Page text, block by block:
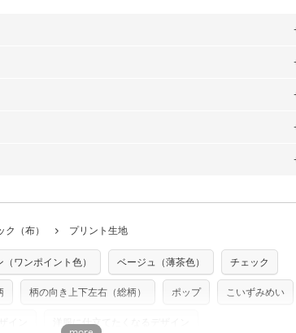
になります。
「50cmずつカット希望」などご記載ください（50cm
プリントに使用している生地は６種類です。素材は
エラ織）・100％コットン（ツイル）・100％コットン
す。
2mまで型紙は2個までとなります（一部例外有り）それ
かった場合は、4～5営業日後の発送となる場合がござ
せん。
。出来上がり次第、順次発送いたします。
みをプリントするため、
購入後の返品および交換は承る
由での返品は承れません。予めご了承ください。
て詳しくは こちら
した際に起こる全ての問題、クレームにつきましては当
の責任を負いませんのでご了承ください）
型紙シリーズ）および柄がえらべるキットに付属された
でご注意ください。型紙自体の転用・販売および型紙を
（布） プリント生地
（ワンポイント色） ベージュ（薄茶色） チェック
柄の向き上下左右（総柄） ポップ こいずみめい
洋服に仕立てたくなるデザイン